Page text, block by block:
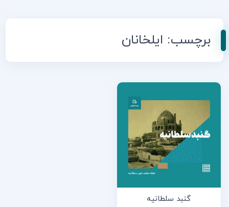
برچسب: ایلخانان
گنبد سلطانیه